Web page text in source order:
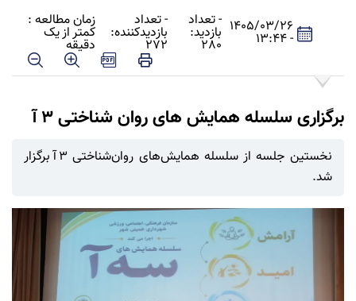
1405/03/26
- 13:44
- تعداد
بازدید:
280
- تعداد
بازدیدکننده:
272
زمان مطالعه :
کمتر از یک
دقیقه
برگزاری سلسله همایش های روان شناختی 3 آ
نخستین جلسه از سلسله همایش‌های روان‌شناختی ۳آ برگزار
شد.